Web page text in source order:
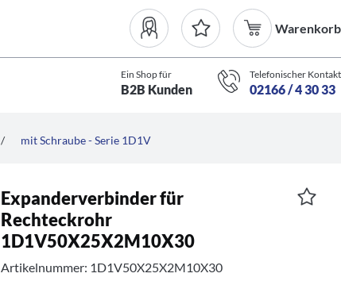
Warenkorb
Ein Shop für
B2B Kunden
Telefonischer Kontakt
02166 / 4 30 33
/ mit Schraube - Serie 1D1V
Expanderverbinder für
Rechteckrohr
1D1V50X25X2M10X30
Artikelnummer: 1D1V50X25X2M10X30